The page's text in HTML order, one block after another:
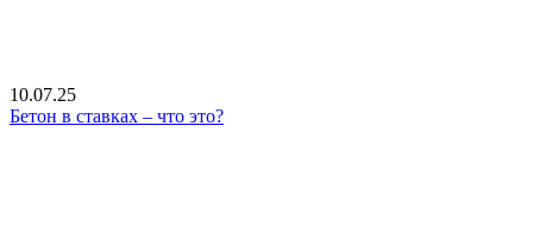
10.07.25
Бетон в ставках – что это?